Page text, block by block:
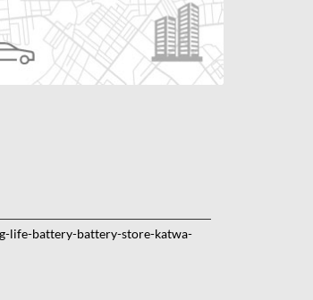
life-battery-battery-store-katwa-